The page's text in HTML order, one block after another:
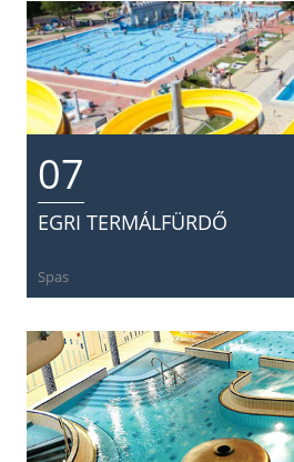
07
EGRI TERMÁLFÜRDŐ
Spas